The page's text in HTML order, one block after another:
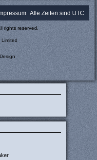
Alle Zeiten sind UTC
rights reserved.